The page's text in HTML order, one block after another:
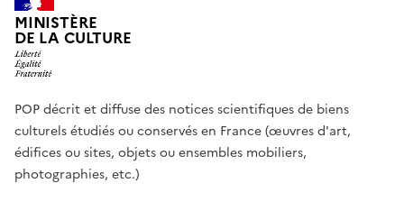
MINISTÈRE
DE LA CULTURE
POP décrit et diffuse des notices scientifiques de biens
culturels étudiés ou conservés en France (œuvres d'art,
édifices ou sites, objets ou ensembles mobiliers,
photographies, etc.)